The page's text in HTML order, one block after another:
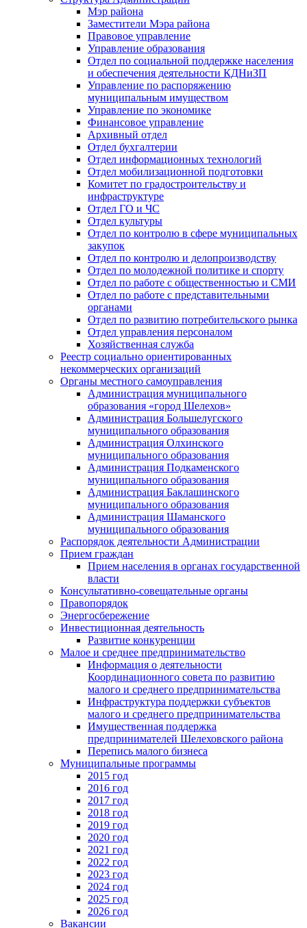
Мэр района
Заместители Мэра района
Правовое управление
Управление образования
Отдел по социальной поддержке населения
и обеспечения деятельности КДНиЗП
Управление по распоряжению
муниципальным имуществом
Управление по экономике
Финансовое управление
Архивный отдел
Отдел бухгалтерии
Отдел информационных технологий
Отдел мобилизационной подготовки
Комитет по градостроительству и
инфраструктуре
Отдел ГО и ЧС
Отдел культуры
Отдел по контролю в сфере муниципальных
закупок
Отдел по контролю и делопроизводству
Отдел по молодежной политике и спорту
Отдел по работе с общественностью и СМИ
Отдел по работе с представительными
органами
Отдел по развитию потребительского рынка
Отдел управления персоналом
Хозяйственная служба
Реестр социально ориентированных
некоммерческих организаций
Органы местного самоуправления
Администрация муниципального
образования «город Шелехов»
Администрация Большелугского
муниципального образования
Администрация Олхинского
муниципального образования
Администрация Подкаменского
муниципального образования
Администрация Баклашинского
муниципального образования
Администрация Шаманского
муниципального образования
Распорядок деятельности Администрации
Прием граждан
Прием населения в органах государственной
власти
Консультативно-совещательные органы
Правопорядок
Энергосбережение
Инвестиционная деятельность
Развитие конкуренции
Малое и среднее предпринимательство
Информация о деятельности
Координационного совета по развитию
малого и среднего предпринимательства
Инфраструктура поддержки субъектов
малого и среднего предпринимательства
Имущественная поддержка
предпринимателей Шелеховского района
Перепись малого бизнеса
Муниципальные программы
2015 год
2016 год
2017 год
2018 год
2019 год
2020 год
2021 год
2022 год
2023 год
2024 год
2025 год
2026 год
Вакансии